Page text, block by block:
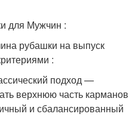
для Мужчин :
рубашки на выпуск
:
подход —
верхнюю часть карманов
и сбалансированный